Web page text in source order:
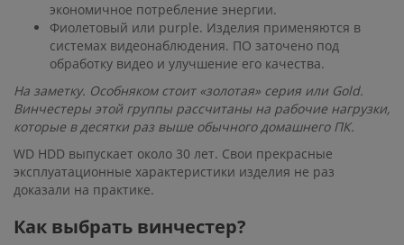
экономичное потребление энергии.
Фиолетовый или purple. Изделия применяются в
системах видеонаблюдения. ПО заточено под
обработку видео и улучшение его качества.
На заметку. Особняком стоит «золотая» серия или Gold.
Винчестеры этой группы рассчитаны на рабочие нагрузки,
которые в десятки раз выше обычного домашнего ПК.
WD HDD выпускает около 30 лет. Свои прекрасные
эксплуатационные характеристики изделия не раз
доказали на практике.
Как выбрать винчестер?